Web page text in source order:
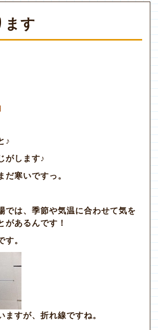
ます
♪
がします♪
寒いですっ。
では、季節や気温に合わせて気を
があるんです！
す。
ますが、折れ線ですね。